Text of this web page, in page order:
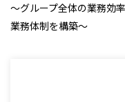
～グループ全体の業務効
業務体制を構築～